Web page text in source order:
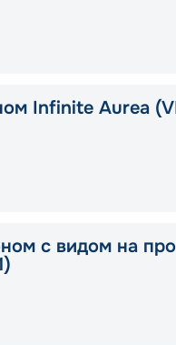
Infinite Aurea
с видом на